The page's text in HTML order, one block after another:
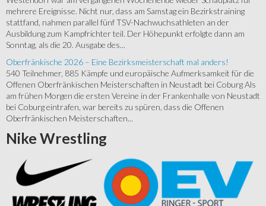
mehrere Ereignisse. Nicht nur, dass am Samstag ein Bezirkstraining
stattfand, nahmen parallel fünf TSV-Nachwuchsathleten an der
Ausbildung zum Kampfrichter teil. Der Höhepunkt erfolgte dann am
Sonntag, als die 20. Ausgabe des...
Oberfränkische 2026 – Eine Bezirksmeisterschaft mal anders!
540 Teilnehmer, 885 Kämpfe und europäische Aufmerksamkeit für die
Offenen Oberfränkischen Meisterschaften in Neustadt bei Coburg Als
am frühen Morgen die ersten Vereine in der Frankenhalle von Neustadt
bei Coburg eintrafen, war bereits zu spüren, dass die Offenen
Oberfränkischen Meisterschaften...
Nike Wrestling